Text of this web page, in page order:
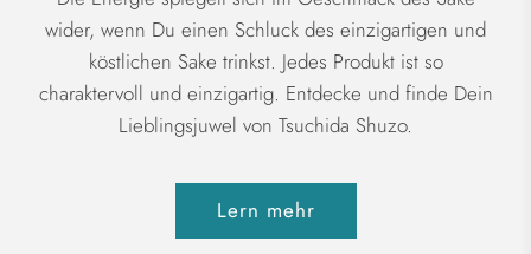
wider, wenn Du einen Schluck des einzigartigen und
köstlichen Sake trinkst. Jedes Produkt ist so
charaktervoll und einzigartig. Entdecke und finde Dein
Lieblingsjuwel von Tsuchida Shuzo.
Lern mehr